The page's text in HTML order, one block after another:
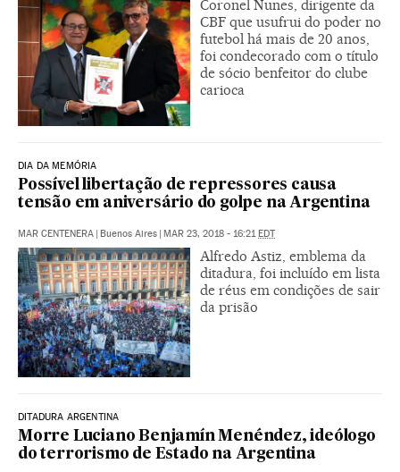
Coronel Nunes, dirigente da
CBF que usufrui do poder no
futebol há mais de 20 anos,
foi condecorado com o título
de sócio benfeitor do clube
carioca
DIA DA MEMÓRIA
Possível libertação de repressores causa
tensão em aniversário do golpe na Argentina
MAR CENTENERA | Buenos Aires | MAR 23, 2018 - 16:21EDT
Alfredo Astiz, emblema da
ditadura, foi incluído em lista
de réus em condições de sair
da prisão
DITADURA ARGENTINA
Morre Luciano Benjamín Menéndez, ideólogo
do terrorismo de Estado na Argentina